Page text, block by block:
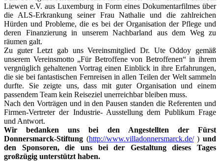
Liewen e.V. aus Luxemburg in Form eines Dokumentarfilmes über
die ALS-Erkrankung seiner Frau Nathalie und die zahlreichen
Hürden und Probleme, die es bei der Organisation der Pflege und
deren Finanzierung in unserem Nachbarland aus dem Weg zu
räumen galt.
Zu guter Letzt gab uns Vereinsmitglied Dr. Ute Oddoy gemäß
unserem Vereinsmotto „Für Betroffene von Betroffenen“ in ihrem
vergnüglich gehaltenen Vortrag einen Einblick in ihre Erfahrungen,
die sie bei fantastischen Fernreisen in allen Teilen der Welt sammeln
durfte. Sie zeigte uns, dass mit guter Organisation und einem
passendem Team kein Reiseziel unerreichbar bleiben muss.
Nach den Vorträgen und in den Pausen standen die Referenten und
Firmen-Vertreter der Industrie- Ausstellung dem Publikum Frage
und Antwort.
Wir bedanken uns bei den Angestellten der Fürst
Donnersmarck-Stiftung (http://www.villadonnersmarck.de/)und
den Sponsoren, die uns bei der Gestaltung dieses Tages
großzügig unterstützt haben.